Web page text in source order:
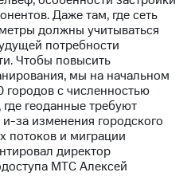
Даже там, где сеть
должны учитываться
потребности
Чтобы повысить
мы на начальном
с численностью
геоданные требуют
за изменения городского
потоков и миграции
директор
МТС Алексей